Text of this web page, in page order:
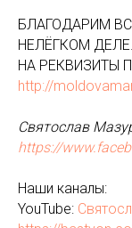
БЛАГОДАРИМ
НЕЛЁГКОМ
НА РЕКВИЗИТЫ
http://
Святослав
https://
Наши каналы:
YouTube: